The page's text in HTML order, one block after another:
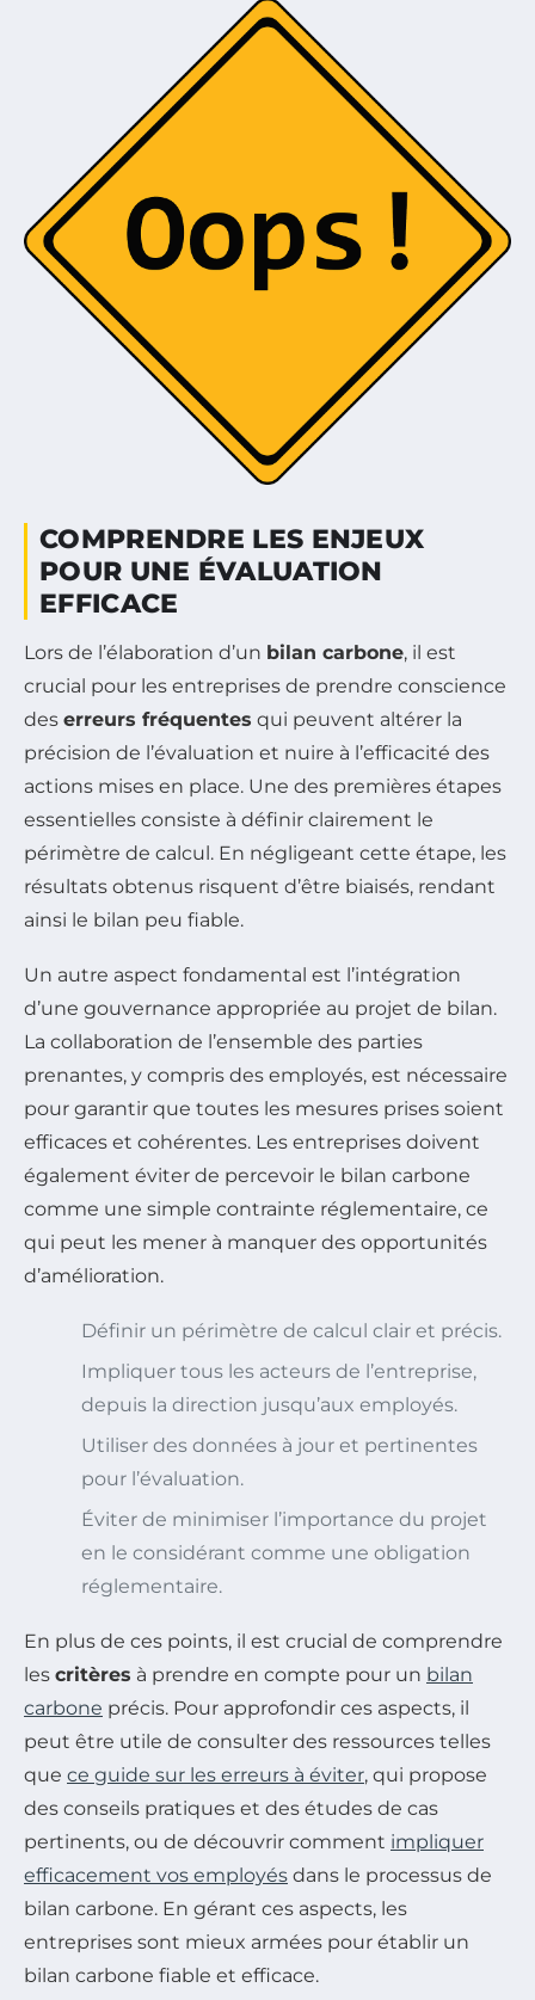
COMPRENDRE LES ENJEUX
POUR UNE ÉVALUATION
EFFICACE
Lors de l’élaboration d’un bilan carbone, il est
crucial pour les entreprises de prendre conscience
des erreurs fréquentes qui peuvent altérer la
précision de l’évaluation et nuire à l’efficacité des
actions mises en place. Une des premières étapes
essentielles consiste à définir clairement le
périmètre de calcul. En négligeant cette étape, les
résultats obtenus risquent d’être biaisés, rendant
ainsi le bilan peu fiable.
Un autre aspect fondamental est l’intégration
d’une gouvernance appropriée au projet de bilan.
La collaboration de l’ensemble des parties
prenantes, y compris des employés, est nécessaire
pour garantir que toutes les mesures prises soient
efficaces et cohérentes. Les entreprises doivent
également éviter de percevoir le bilan carbone
comme une simple contrainte réglementaire, ce
qui peut les mener à manquer des opportunités
d’amélioration.
Définir un périmètre de calcul clair et précis.
Impliquer tous les acteurs de l’entreprise,
depuis la direction jusqu’aux employés.
Utiliser des données à jour et pertinentes
pour l’évaluation.
Éviter de minimiser l’importance du projet
en le considérant comme une obligation
réglementaire.
En plus de ces points, il est crucial de comprendre
les critères à prendre en compte pour un bilan
carbone précis. Pour approfondir ces aspects, il
peut être utile de consulter des ressources telles
que ce guide sur les erreurs à éviter, qui propose
des conseils pratiques et des études de cas
pertinents, ou de découvrir comment impliquer
efficacement vos employés dans le processus de
bilan carbone. En gérant ces aspects, les
entreprises sont mieux armées pour établir un
bilan carbone fiable et efficace.